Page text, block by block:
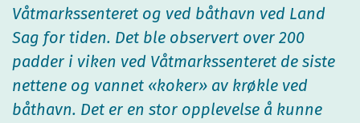
Våtmarkssenteret og ved båthavn ved Land
Sag for tiden. Det ble observert over 200
padder i viken ved Våtmarkssenteret de siste
nettene og vannet «koker» av krøkle ved
båthavn. Det er en stor opplevelse å kunne